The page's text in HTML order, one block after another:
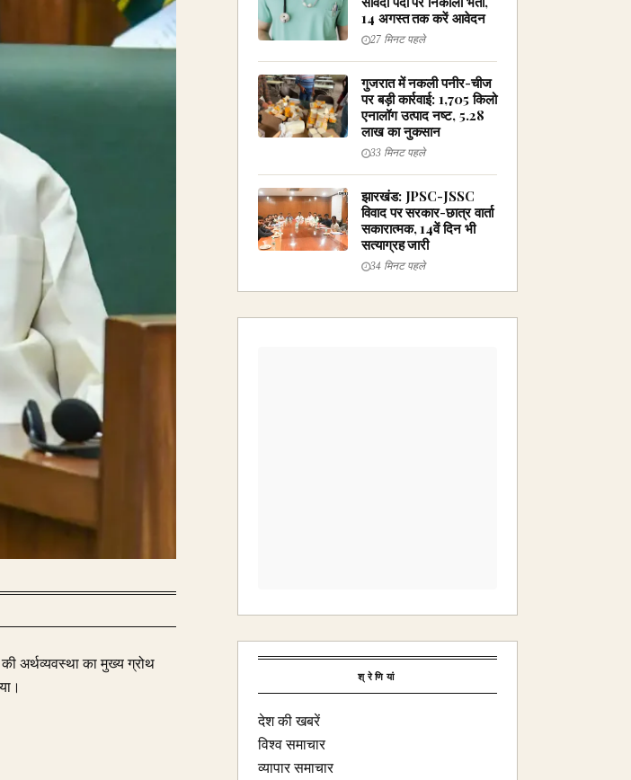
अर्थव्यवस्था का मुख्य ग्रोथ
14 अगस्त तक करें आवेदन
27 मिनट पहले
गुजरात में नकली पनीर-चीज
पर बड़ी कार्रवाई: 1,705 किलो
एनालॉग उत्पाद नष्ट, ₹5.28
लाख का नुकसान
33 मिनट पहले
झारखंड: JPSC-JSSC
विवाद पर सरकार-छात्र वार्ता
सकारात्मक, 14वें दिन भी
सत्याग्रह जारी
34 मिनट पहले
श्रेणियां
देश की खबरें
विश्व समाचार
व्यापार समाचार